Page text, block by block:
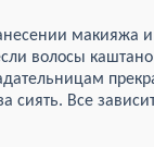
макияжа
волосы
сиять. Все